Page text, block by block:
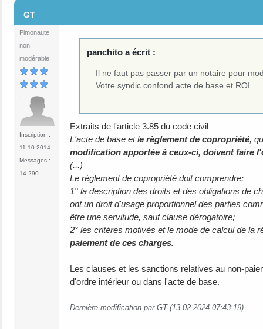
GT
Pimonaute
non
modérable
Inscription :
11-10-2014
Messages :
14 290
panchito a écrit :
Il ne faut pas passer par un notaire pour
Votre syndic confond acte de base et ROI.
Extraits de l'article 3.85 du code civil
L'acte de base et le règlement de copropriété,
modification apportée à ceux-ci, doivent faire
(...)
Le règlement de copropriété doit comprendre:
1° la description des droits et des obligations de
ont un droit d'usage proportionnel des parties
être une servitude, sauf clause dérogatoire;
2° les critères motivés et le mode de calcul de la
paiement de ces charges.
Les clauses et les sanctions relatives au non-
d'ordre intérieur ou dans l'acte de base.
Dernière modification par GT (13-02-2024 07:43:19)